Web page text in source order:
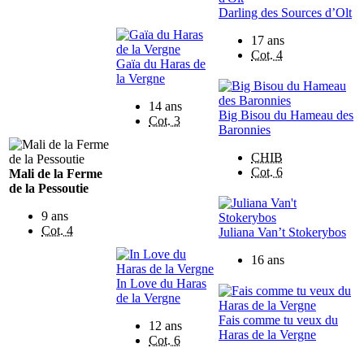
Mali de la Ferme
de la Pessoutie
9 ans
Cot. 4
Gaïa du Haras de
la Vergne
14 ans
Cot. 3
Darling des Sources d’Olt
17 ans
Cot. 4
Big Bisou du Hameau des
Baronnies
CHIB
Cot. 6
In Love du Haras
de la Vergne
12 ans
Cot. 6
Juliana Van’t Stokerybos
16 ans
Fais comme tu veux du
Haras de la Vergne